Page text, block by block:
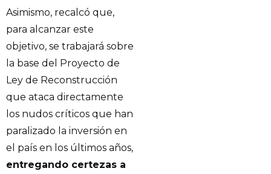
Asimismo, recalcó que,
para alcanzar este
objetivo, se trabajará sobre
la base del Proyecto de
Ley de Reconstrucción
que ataca directamente
los nudos críticos que han
paralizado la inversión en
el país en los últimos años,
entregando certezas a